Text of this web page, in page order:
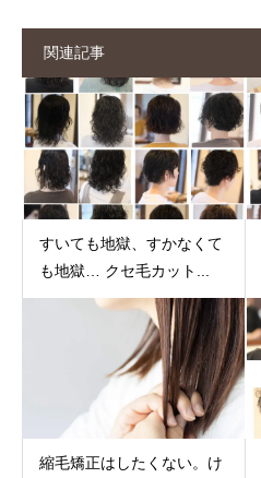
関連記事
すいても地獄、すかなくて
も地獄… クセ毛カット...
縮毛矯正はしたくない。け